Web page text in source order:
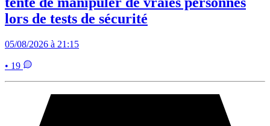
lors de tests de sécurité
05/08/2026 à 21:15
• 19